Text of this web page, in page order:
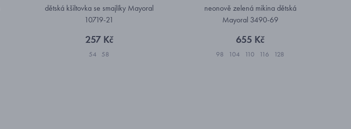
dětská kšiltovka se smajlíky Mayoral
10719-21
257 Kč
54 58
neonově zelená mikina dětská
Mayoral 3490-69
655 Kč
98 104 110 116 128